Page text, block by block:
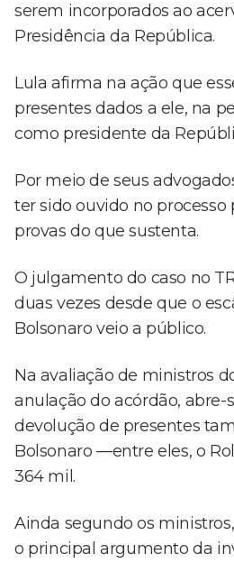
serem incorporados ao
Presidência da República.
Lula afirma na ação que
presentes dados a ele, na
como presidente da
Por meio de seus
ter sido ouvido no processo
provas do que sustenta.
O julgamento do caso no
duas vezes desde que o
Bolsonaro veio a público.
Na avaliação de ministros
anulação do acórdão, abre-
devolução de presentes
Bolsonaro —entre eles, o
364 mil.
Ainda segundo os
o principal argumento da